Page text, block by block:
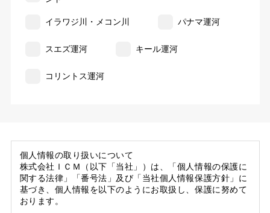
イラワジ川・メコン川 パナマ運河
スエズ運河 キール運河
コリントス運河
個人情報の取り扱いについて
株式会社ＩＣＭ（以下「当社」）は、「個人情報の保護に
関する法律」「番号法」及び「当社個人情報保護方針」に
基づき、個人情報を以下のようにお取扱し、保護に努めて
おります。